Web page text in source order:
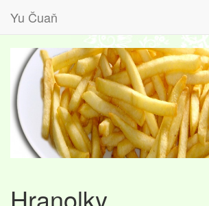
Yu Čuaň
Hranolky